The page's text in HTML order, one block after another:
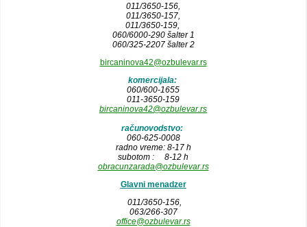
011/3650-156,
011/3650-157,
011/3650-159,
060/6000-290 šalter 1
060/325-2207 šalter 2
bircaninova42@ozbulevar.rs
komercijala:
060/600-1655
011-3650-159
bircaninova42@ozbulevar.rs
računovodstvo:
060-625-0008
radno vreme: 8-17 h
subotom : 8-12 h
obracunzarada@ozbulevar.rs
Glavni menadzer
011/3650-156,
063/266-307
office@ozbulevar.rs